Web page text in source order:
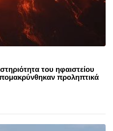
του ηφαιστείου
προληπτικά